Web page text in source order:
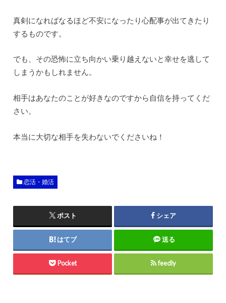
真剣になればなるほど不安になったり心配事が出てきたり
するものです。
でも、その恐怖に立ち向かい乗り越えないと幸せを逃して
しまうかもしれません。
相手はあなたのことが好きなのですから自信を持ってくだ
さい。
本当に大切な相手を失わないでくださいね！
恋活・婚活
ポスト シェア
はてブ 送る
Pocket feedly